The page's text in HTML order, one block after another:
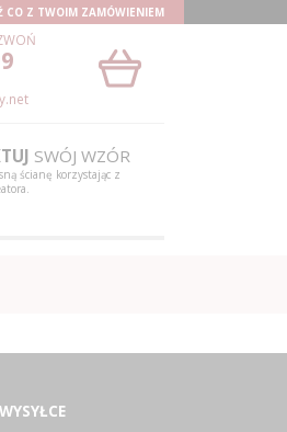
CO Z TWOIM ZAMÓWIENIEM
SWÓJ WZÓR
ścianę korzystając z